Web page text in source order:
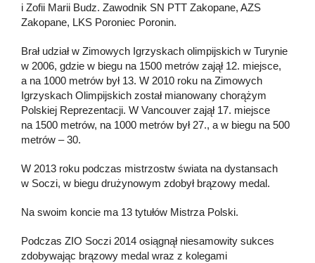
i Zofii Marii Budz. Zawodnik SN PTT Zakopane, AZS
Zakopane, LKS Poroniec Poronin.
Brał udział w Zimowych Igrzyskach olimpijskich w Turynie
w 2006, gdzie w biegu na 1500 metrów zajął 12. miejsce,
a na 1000 metrów był 13. W 2010 roku na Zimowych
Igrzyskach Olimpijskich został mianowany chorążym
Polskiej Reprezentacji. W Vancouver zajął 17. miejsce
na 1500 metrów, na 1000 metrów był 27., a w biegu na 500
metrów – 30.
W 2013 roku podczas mistrzostw świata na dystansach
w Soczi, w biegu drużynowym zdobył brązowy medal.
Na swoim koncie ma 13 tytułów Mistrza Polski.
Podczas ZIO Soczi 2014 osiągnął niesamowity sukces
zdobywając brązowy medal wraz z kolegami